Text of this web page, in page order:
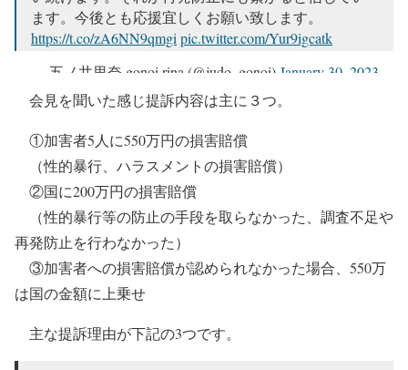
ます。今後とも応援宜しくお願い致します。
https://t.co/zA6NN9qmgi pic.twitter.com/Yur9igcatk
— 五ノ井里奈 gonoi rina (@judo_gonoi) January 30, 2023
会見を聞いた感じ提訴内容は主に３つ。
①加害者5人に550万円の損害賠償
（性的暴行、ハラスメントの損害賠償）
②国に200万円の損害賠償
（性的暴行等の防止の手段を取らなかった、調査不足や
再発防止を行わなかった）
③加害者への損害賠償が認められなかった場合、550万
は国の金額に上乗せ
主な提訴理由が下記の3つです。